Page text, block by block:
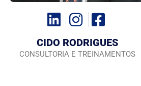
CIDO RODRIGUES
CONSULTORIA E TREINAMENTOS